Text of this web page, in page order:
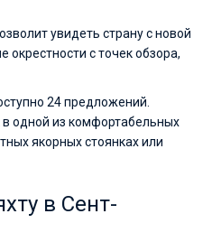
увидеть страну с новой
с точек обзора,
24 предложений.
одной из комфортабельных
якорных стоянках или
в Сент-